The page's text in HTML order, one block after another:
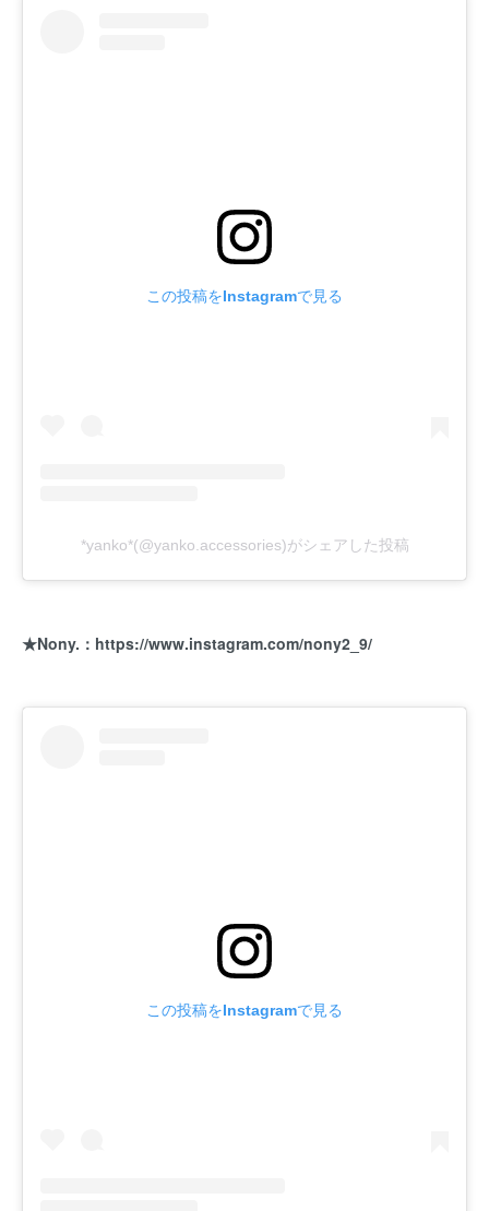
この投稿をInstagramで見る
*yanko*(@yanko.accessories)がシェアした投稿
★Nony.： https://www.instagram.com/nony2_9/
この投稿をInstagramで見る